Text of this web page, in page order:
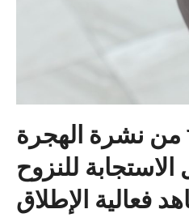
العدد رقم 74 من نشرة الهجرة
للنزوح
فعالية الإطلاق